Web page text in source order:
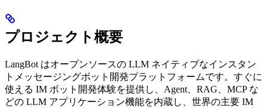
プロジェクト概要
LangBot はオープンソースの LLM ネイティブなインスタン
トメッセージングボット開発プラットフォームです。すぐに
使える IM ボット開発体験を提供し、Agent、RAG、MCP な
どの LLM アプリケーション機能を内蔵し、世界の主要 IM